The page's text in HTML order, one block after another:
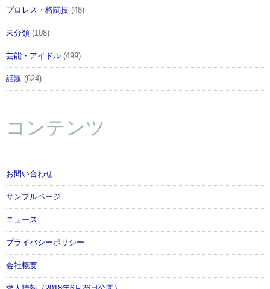
プロレス・格闘技 (48)
未分類 (108)
芸能・アイドル (499)
話題 (624)
コンテンツ
お問い合わせ
サンプルページ
ニュース
プライバシーポリシー
会社概要